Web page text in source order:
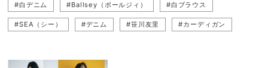
#白デニム #Ballsey（ボールジィ） #白ブラウス
#SEA（シー） #デニム #笹川友里 #カーディガン
#INSCRIRE（アンスクリア）